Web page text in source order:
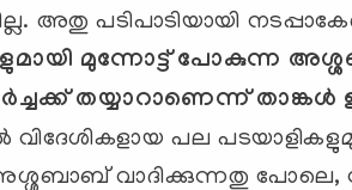
അതു പടിപാടിയായി
മുന്നോട്ട് പോകുന്ന
തയ്യാറാണെന്ന് താങ്കള്‍
പല
അശ്ശബാബ് വാദിക്കുന്നതു